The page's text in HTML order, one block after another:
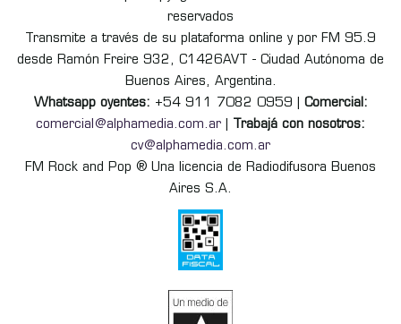
reservados
Transmite a través de su plataforma online y por FM 95.9
desde Ramón Freire 932, C1426AVT - Ciudad Autónoma de
Buenos Aires, Argentina.
Whatsapp oyentes: +54 911 7082 0959 | Comercial:
comercial@alphamedia.com.ar
Trabajá con nosotros:
cv@alphamedia.com.ar
FM Rock and Pop ® Una licencia de Radiodifusora Buenos
Aires S.A.